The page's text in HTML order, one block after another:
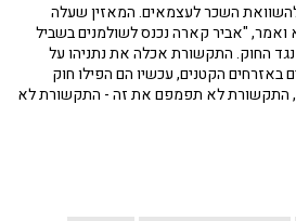
השכר לעצמאים. המאזין שעלה
ואמר, "אביר קארה נכנס לשולמנים בשביל
החוק. התקשורת אכלה את נתניהו על
הקטנים, עכשיו הם הפילו חוק
התקשורת לא תפמפם את זה - התקשורת לא